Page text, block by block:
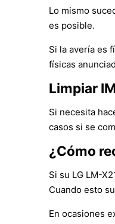
Lo mismo
es posible.
Si la avería es
físicas
Limpiar
Si necesita
casos si se
¿Cómo
Si su LG LM-
Cuando esto
En ocasiones